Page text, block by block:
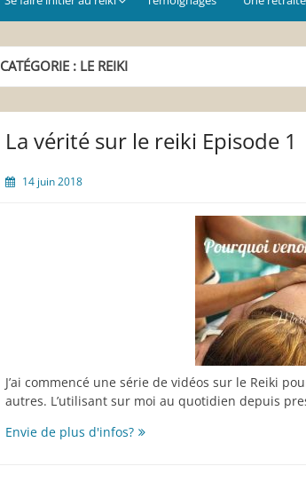
CATÉGORIE : LE REIKI
La vérité sur le reiki Episode 1
14 juin 2018
J’ai commencé une série de vidéos sur le Reiki
autres. L’utilisant sur moi au quotidien depuis
Envie de plus d'infos?La